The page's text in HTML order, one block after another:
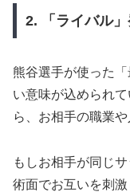
2. 「ライバル
熊谷選手が使った
い意味が込められ
ら、お相手の職業
もしお相手が同じ
術面でお互いを刺